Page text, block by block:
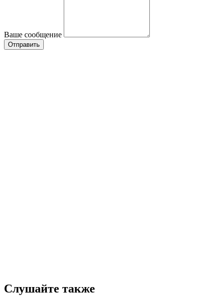
Ваше сообщение
Слушайте также